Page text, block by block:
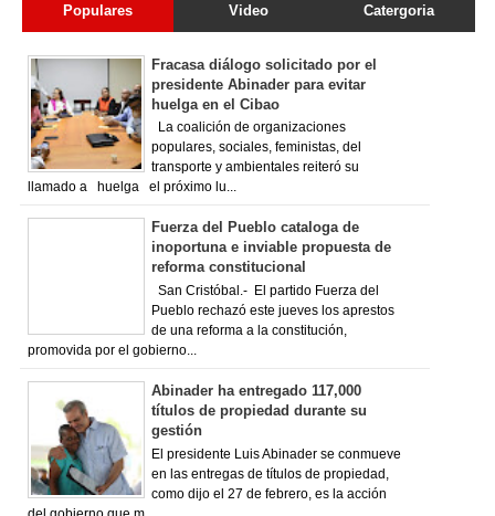
Populares Video Catergoria
Fracasa diálogo solicitado por el
presidente Abinader para evitar
huelga en el Cibao
La coalición de organizaciones
populares, sociales, feministas, del
transporte y ambientales reiteró su
llamado a huelga el próximo lu...
Fuerza del Pueblo cataloga de
inoportuna e inviable propuesta de
reforma constitucional
San Cristóbal.- El partido Fuerza del
Pueblo rechazó este jueves los aprestos
de una reforma a la constitución,
promovida por el gobierno...
Abinader ha entregado 117,000
títulos de propiedad durante su
gestión
El presidente Luis Abinader se conmueve
en las entregas de títulos de propiedad,
como dijo el 27 de febrero, es la acción